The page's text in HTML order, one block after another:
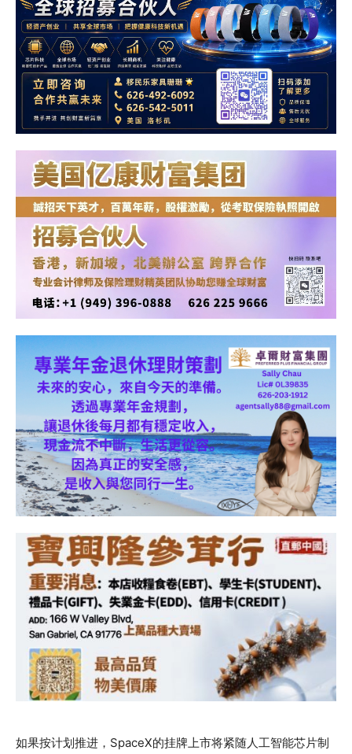
如果按计划推进，SpaceX的挂牌上市将紧随人工智能芯片制